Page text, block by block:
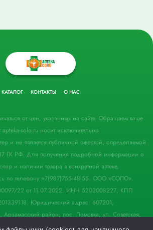
КАТАЛОГ КОНТАКТЫ О НАС
от цен, указанных на сайте. Обращаем ваше
apteka-solo.ru носит исключительно
и не является публичной офертой, определяемой
ГК РФ. Для получения подробной информации о
и наличии товара в конкретной аптеке,
по телефону +7(987)755-48-55. ООО «СОЛО».
22 от 11.07.2022. ИНН 5202008227; КПП
Юридический адрес: 607201,
Арзамасский район, пос. Ломовка, ул. Советская,